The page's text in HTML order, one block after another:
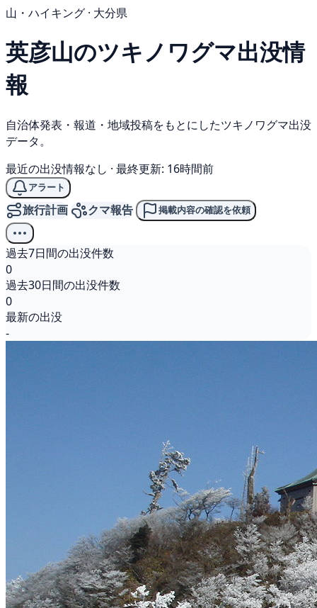
山・ハイキング · 大分県
英彦山のツキノワグマ出没情
報
自治体発表・報道・地域投稿をもとにしたツキノワグマ出没
データ。
最近の出没情報なし · 最終更新: 16時間前
アラート
旅行計画 クマ報告 掲載内容の確認を依頼
過去7日間の出没件数
0
過去30日間の出没件数
0
最新の出没
-